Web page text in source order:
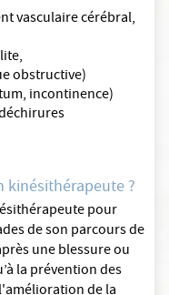
vasculaire cérébral,
obstructive)
incontinence)
kinésithérapeute ?
pour
de son parcours de
une blessure ou
la prévention des